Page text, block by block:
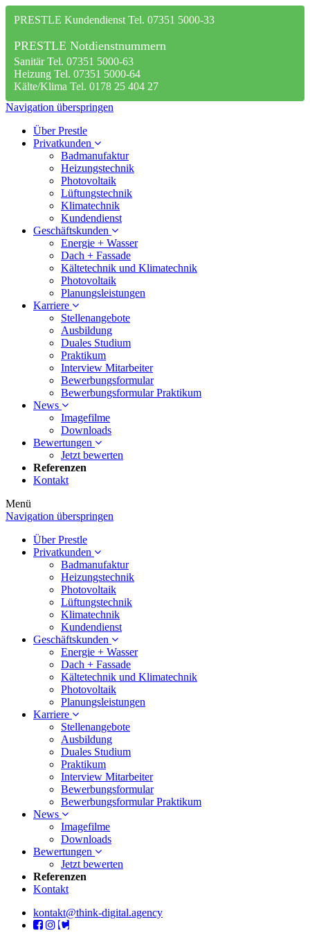
PRESTLE Kundendienst Tel. 07351 5000-33
PRESTLE Notdienstnummern
Sanitär Tel. 07351 5000-63
Heizung Tel. 07351 5000-64
Kälte/Klima Tel. 0178 25 404 27
Navigation überspringen
Über Prestle
Privatkunden
Badmanufaktur
Heizungstechnik
Photovoltaik
Lüftungstechnik
Klimatechnik
Kundendienst
Geschäftskunden
Energie + Wasser
Dach + Fassade
Kältetechnik und Klimatechnik
Photovoltaik
Planungsleistungen
Karriere
Stellenangebote
Ausbildung
Duales Studium
Praktikum
Interview Mitarbeiter
Bewerbungsformular
Bewerbungsformular Praktikum
News
Imagefilme
Downloads
Bewertungen
Jetzt bewerten
Referenzen
Kontakt
Menü
Navigation überspringen
Über Prestle
Privatkunden
Badmanufaktur
Heizungstechnik
Photovoltaik
Lüftungstechnik
Klimatechnik
Kundendienst
Geschäftskunden
Energie + Wasser
Dach + Fassade
Kältetechnik und Klimatechnik
Photovoltaik
Planungsleistungen
Karriere
Stellenangebote
Ausbildung
Duales Studium
Praktikum
Interview Mitarbeiter
Bewerbungsformular
Bewerbungsformular Praktikum
News
Imagefilme
Downloads
Bewertungen
Jetzt bewerten
Referenzen
Kontakt
kontakt@think-digital.agency